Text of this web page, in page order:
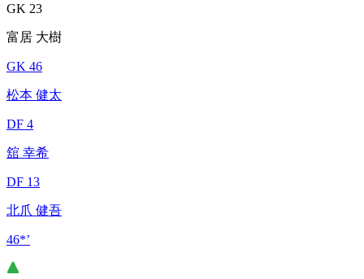
GK 23
富居 大樹
GK 46
松本 健太
DF 4
舘 幸希
DF 13
北爪 健吾
46*’